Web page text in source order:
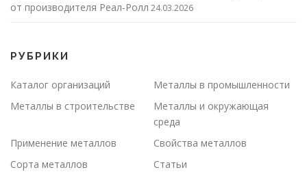
от производителя Реал-Ролл 24.03.2026
РУБРИКИ
Каталог организаций
Металлы в промышленности
Металлы в строительстве
Металлы и окружающая
среда
Применение металлов
Свойства металлов
Сорта металлов
Статьи